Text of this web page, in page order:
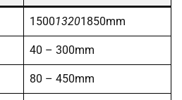
150013201850mm
40 – 300mm
80 – 450mm